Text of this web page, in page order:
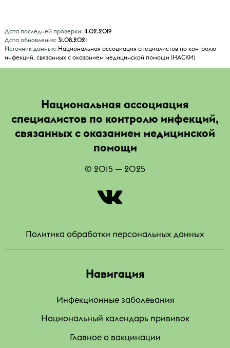
Дата последней проверки: 11.02.2019
Дата обновления: 31.08.2021
Источник данных: Национальная ассоциация специалистов по контролю
инфекций, связанных с оказанием медицинской помощи (НАСКИ)
Национальная ассоциация
специалистов по контролю инфекций,
связанных с оказанием медицинской
помощи
© 2015 — 2025
|
Политика обработки персональных данных
Навигация
Инфекционные заболевания
Национальный календарь прививок
Главное о вакцинации